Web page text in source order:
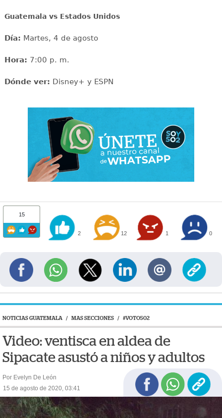
Guatemala vs Estados Unidos
Día: Martes, 4 de agosto
Hora: 7:00 p. m.
Dónde ver: Disney+ y ESPN
15
2 12 1 0
NOTICIAS GUATEMALA / MAS SECCIONES / #VOTO502
Video: ventisca en aldea de
Sipacate asustó a niños y adultos
Por Evelyn De León
15 de agosto de 2020, 03:41